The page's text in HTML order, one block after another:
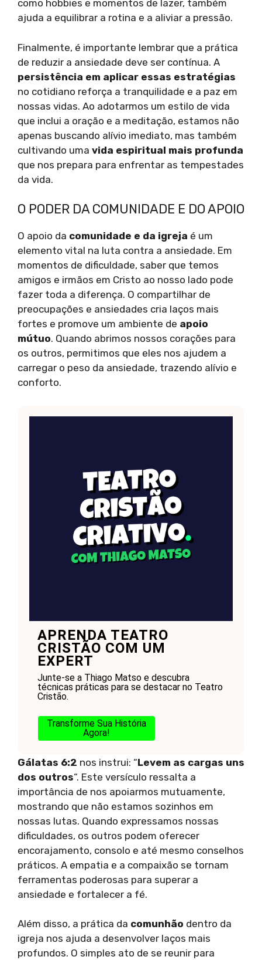
como hobbies e momentos de lazer, também
ajuda a equilibrar a rotina e a aliviar a pressão.
Finalmente, é importante lembrar que a prática
de reduzir a ansiedade deve ser contínua. A
persistência em aplicar essas estratégias
no cotidiano reforça a tranquilidade e a paz em
nossas vidas. Ao adotarmos um estilo de vida
que inclui a oração e a meditação, estamos não
apenas buscando alívio imediato, mas também
cultivando uma vida espiritual mais profunda
que nos prepara para enfrentar as tempestades
da vida.
O PODER DA COMUNIDADE E DO APOIO
O apoio da comunidade e da igreja é um
elemento vital na luta contra a ansiedade. Em
momentos de dificuldade, saber que temos
amigos e irmãos em Cristo ao nosso lado pode
fazer toda a diferença. O compartilhar de
preocupações e ansiedades cria laços mais
fortes e promove um ambiente de apoio
mútuo. Quando abrimos nossos corações para
os outros, permitimos que eles nos ajudem a
carregar o peso da ansiedade, trazendo alívio e
conforto.
APRENDA TEATRO
CRISTÃO COM UM
EXPERT
Junte-se a Thiago Matso e descubra
técnicas práticas para se destacar no Teatro
Cristão.
Transforme Sua História
Agora!
Gálatas 6:2 nos instrui: “Levem as cargas uns
dos outros“. Este versículo ressalta a
importância de nos apoiarmos mutuamente,
mostrando que não estamos sozinhos em
nossas lutas. Quando expressamos nossas
dificuldades, os outros podem oferecer
encorajamento, consolo e até mesmo conselhos
práticos. A empatia e a compaixão se tornam
ferramentas poderosas para superar a
ansiedade e fortalecer a fé.
Além disso, a prática da comunhão dentro da
igreja nos ajuda a desenvolver laços mais
profundos. O simples ato de se reunir para